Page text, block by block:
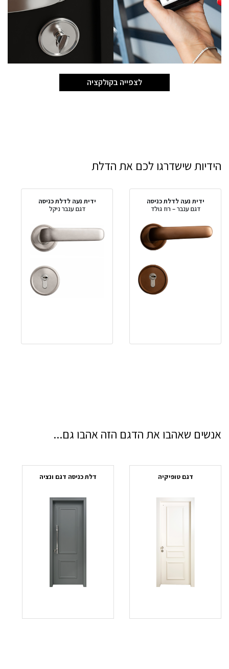
לצפייה בקולקציה
הידיות שישדרגו לכם את הדלת
ידית נעה לדלת כניסה
דגם ענבר – רוז גולד
ידית נעה לדלת כניסה
דגם ענבר ניקל
אנשים שאהבו את הדגם הזה אהבו גם...
דגם טופיקיה דלת כניסה דגם ונציה